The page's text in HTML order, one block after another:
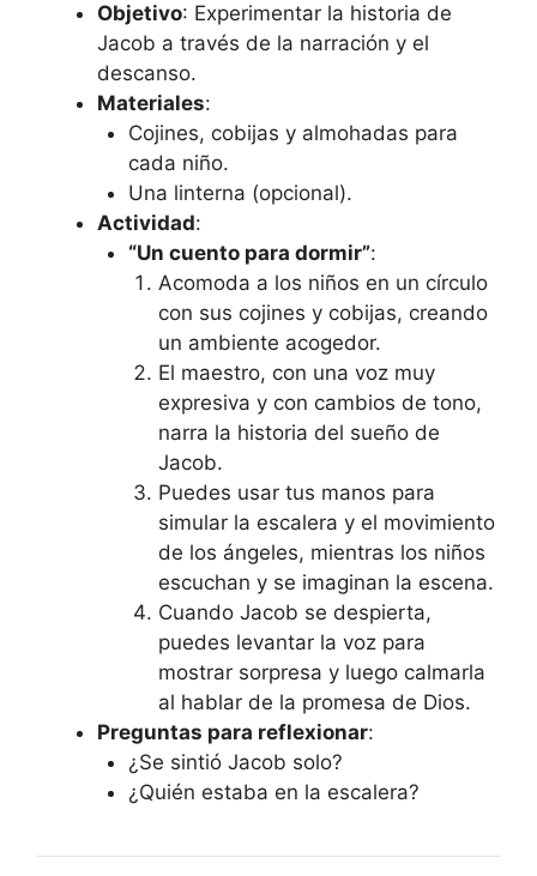
Objetivo: Experimentar la historia de
Jacob a través de la narración y el
descanso.
Materiales:
Cojines, cobijas y almohadas para
cada niño.
Una linterna (opcional).
Actividad:
“Un cuento para dormir”:
Acomoda a los niños en un círculo
con sus cojines y cobijas, creando
un ambiente acogedor.
El maestro, con una voz muy
expresiva y con cambios de tono,
narra la historia del sueño de
Jacob.
Puedes usar tus manos para
simular la escalera y el movimiento
de los ángeles, mientras los niños
escuchan y se imaginan la escena.
Cuando Jacob se despierta,
puedes levantar la voz para
mostrar sorpresa y luego calmarla
al hablar de la promesa de Dios.
Preguntas para reflexionar:
¿Se sintió Jacob solo?
¿Quién estaba en la escalera?